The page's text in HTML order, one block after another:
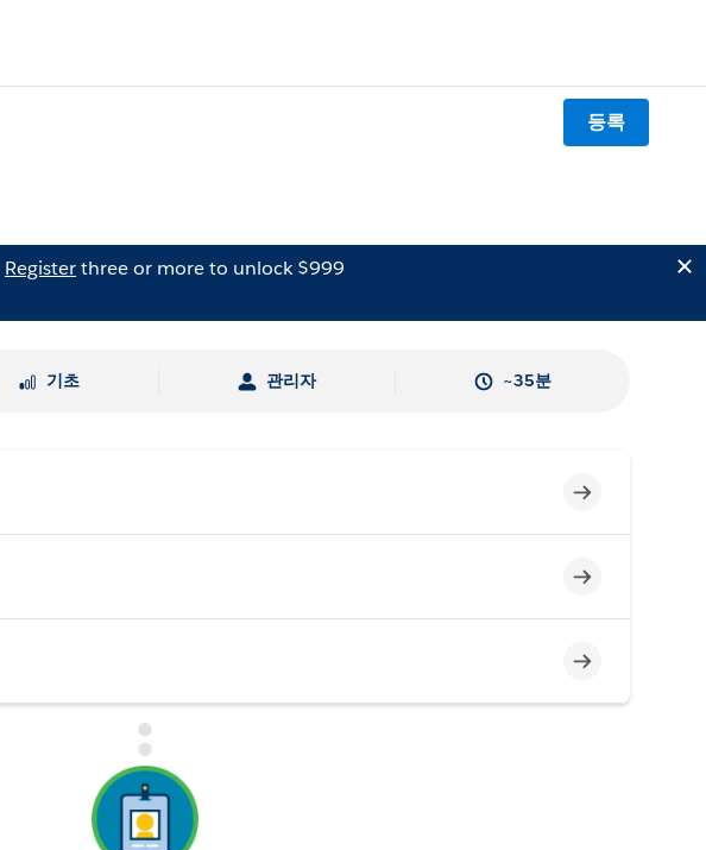
등록
Registerthree or more to unlock $999
기초 관리자 ~35분
미완료
미완료
미완료